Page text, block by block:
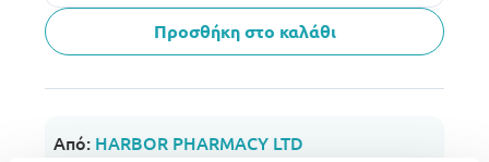
Προσθήκη στο καλάθι
Από: HARBOR PHARMACY LTD